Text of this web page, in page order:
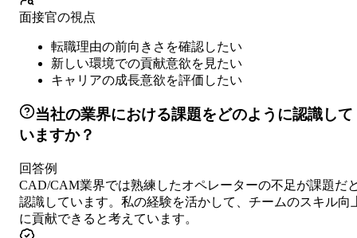
面接官の視点
転職理由の前向きさを確認したい
新しい環境での貢献意欲を見たい
キャリアの成長意欲を評価したい
当社の業界における課題をどのように認識して
いますか？
回答例
CAD/CAM業界では熟練したオペレーターの不足が課題だ
認識しています。私の経験を活かして、チームのスキル向
に貢献できると考えています。